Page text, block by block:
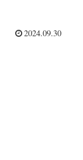
2024.09.30